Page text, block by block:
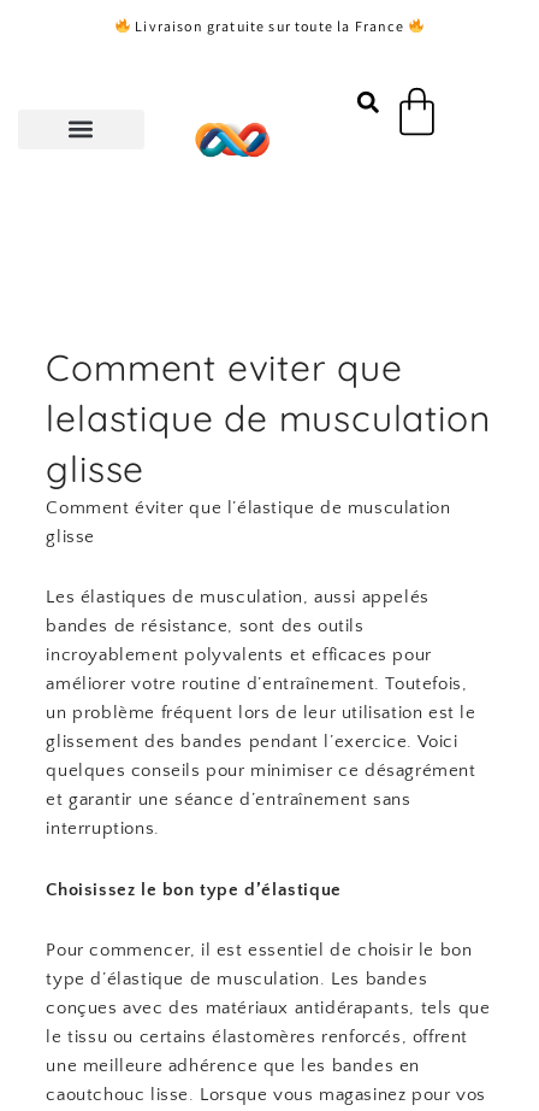
Livraison gratuite sur toute la France
Panier
Comment eviter que
lelastique de musculation
glisse
Comment éviter que l’élastique de musculation
glisse
Les élastiques de musculation, aussi appelés
bandes de résistance, sont des outils
incroyablement polyvalents et efficaces pour
améliorer votre routine d’entraînement. Toutefois,
un problème fréquent lors de leur utilisation est le
glissement des bandes pendant l’exercice. Voici
quelques conseils pour minimiser ce désagrément
et garantir une séance d’entraînement sans
interruptions.
Choisissez le bon type d’élastique
Pour commencer, il est essentiel de choisir le bon
type d’élastique de musculation. Les bandes
conçues avec des matériaux antidérapants, tels que
le tissu ou certains élastomères renforcés, offrent
une meilleure adhérence que les bandes en
caoutchouc lisse. Lorsque vous magasinez pour vos